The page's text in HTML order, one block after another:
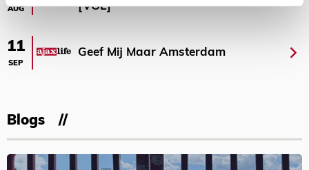
AUG
[VOL]
11
SEP
Geef Mij Maar Amsterdam
Blogs